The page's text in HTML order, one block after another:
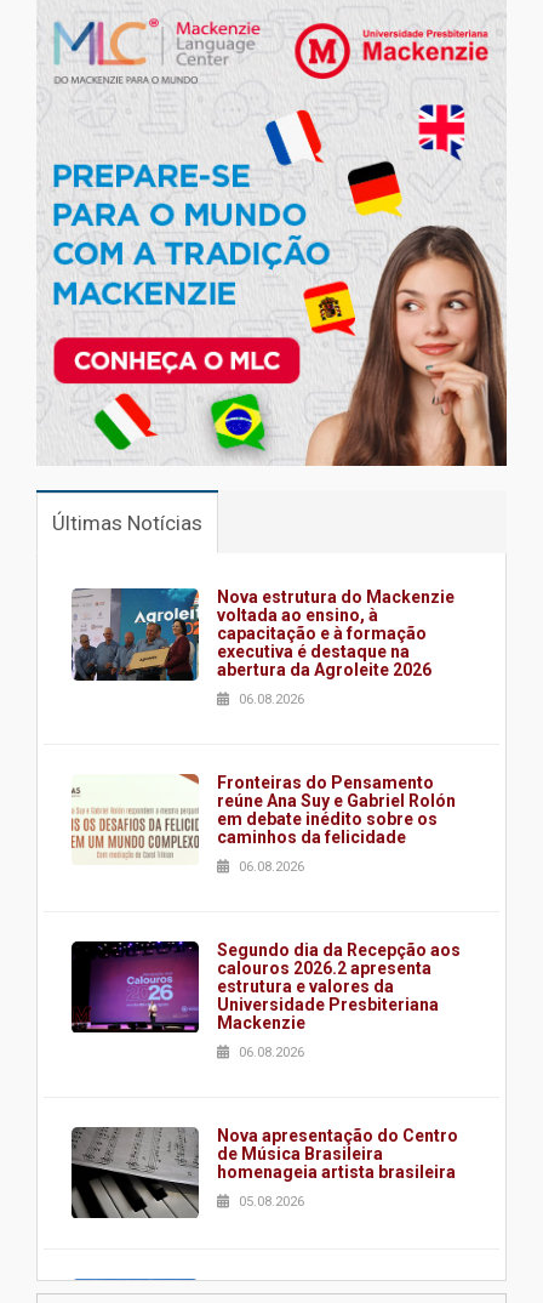
Últimas Notícias
Nova estrutura do Mackenzie
voltada ao ensino, à
capacitação e à formação
executiva é destaque na
abertura da Agroleite 2026
06.08.2026
Fronteiras do Pensamento
reúne Ana Suy e Gabriel Rolón
em debate inédito sobre os
caminhos da felicidade
06.08.2026
Segundo dia da Recepção aos
calouros 2026.2 apresenta
estrutura e valores da
Universidade Presbiteriana
Mackenzie
06.08.2026
Nova apresentação do Centro
de Música Brasileira
homenageia artista brasileira
05.08.2026
Universidade Mackenzie